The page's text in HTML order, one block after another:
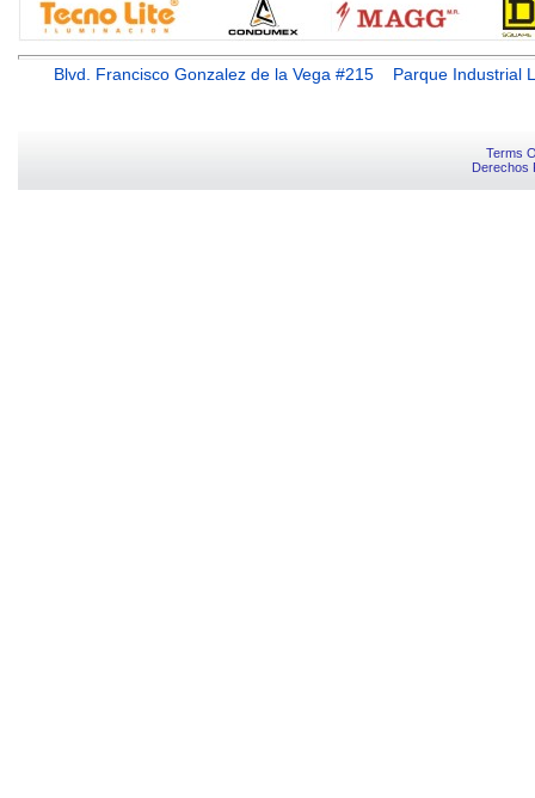
Blvd. Francisco Gonzalez de la Vega #215 Parque
Terms
Derechos